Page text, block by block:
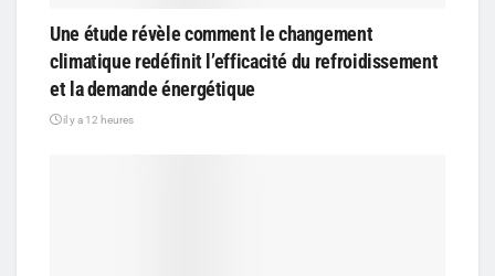
Une étude révèle comment le changement
climatique redéfinit l’efficacité du refroidissement
et la demande énergétique
il y a 12 heures